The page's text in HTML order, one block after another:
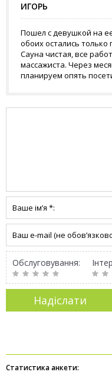
ИГОРЬ
Пошел с девушкой на
обоих остались
Сауна чистая, все
массажиста. Через
планируем опять
Обслуговування:
Статистика анкети: